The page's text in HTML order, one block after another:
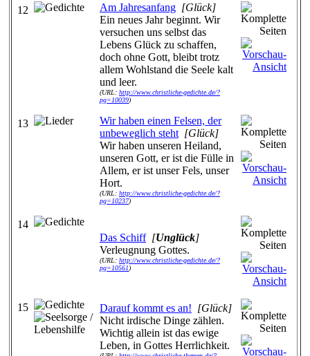
12 Am Jahresanfang [Glück]
Ein neues Jahr beginnt. Wir
versuchen uns selbst das
Lebens Glück zu schaffen,
doch ohne Gott, bleibt trotz
allem Wohlstand die Seele kalt
und leer.
(URL: http://www.christliche-gedichte.de/?
pg=10039)
13
Wir haben einen Felsen, der
unbeweglich steht [Glück]
Wir haben unseren Heiland,
unseren Gott, er ist die Fülle in
Allem, er ist unser Fels, unser
Hort.
(URL: http://www.christliche-gedichte.de/?
pg=10237)
14
Das Schiff [Unglück]
Verleugnung Gottes.
(URL: http://www.christliche-gedichte.de/?
pg=10561)
15 Darauf kommt es an! [Glück]
Nicht irdische Dinge zählen.
Wichtig allein ist das ewige
Leben, in Gottes Herrlichkeit.